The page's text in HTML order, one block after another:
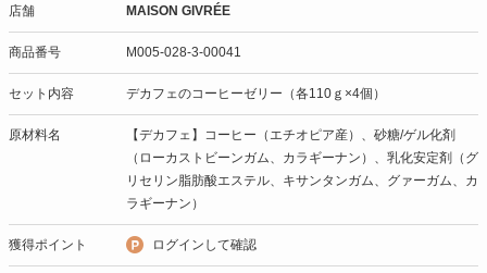
店舗 MAISON GIVRÉE
商品番号 M005-028-3-00041
セット内容 デカフェのコーヒーゼリー（各110ｇ×4個）
原材料名
【デカフェ】コーヒー（エチオピア産）、砂糖/ゲル化剤
（ローカストビーンガム、カラギーナン）、乳化安定剤（グ
リセリン脂肪酸エステル、キサンタンガム、グァーガム、カ
ラギーナン）
獲得ポイント ログインして確認